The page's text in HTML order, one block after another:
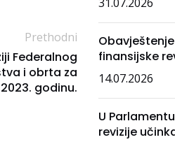
Prethodni
Federalnog
i obrta za
2023. godinu.
finansijske
14.07.2026
U
revizije